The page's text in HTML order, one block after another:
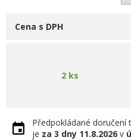
Cena s DPH
2 ks
Předpokládané
je za 3 dny 11.8.2026 v